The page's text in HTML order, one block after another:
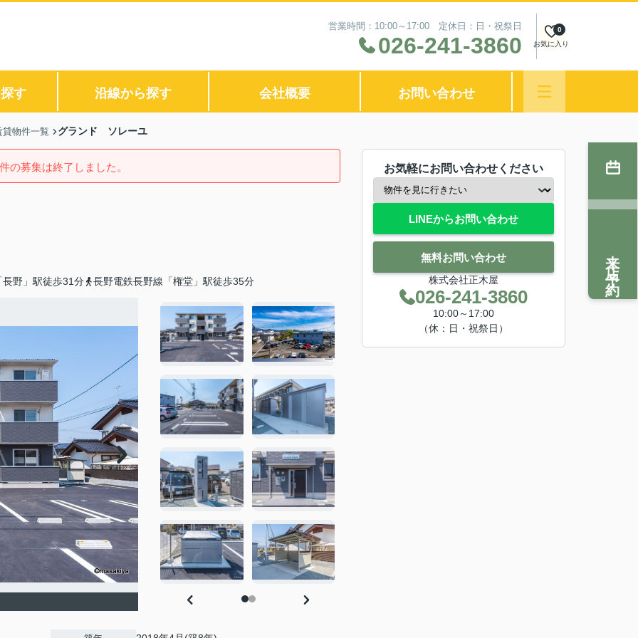
営業時間：10:00～17:00 定休日：日・祝祭日
026-241-3860 お気に入り
0
す 沿線から探す 会社概要 お問い合わせ
物件一覧 グランド ソレーユ
の募集は終了しました。
長野」駅徒歩31分 長野電鉄長野線「権堂」駅徒歩35分
お気軽にお問い合わせください
LINEからお問い合わせ
無料お問い合わせ
株式会社正木屋
026-241-3860
10:00～17:00
（休：日・祝祭日）
来店予約